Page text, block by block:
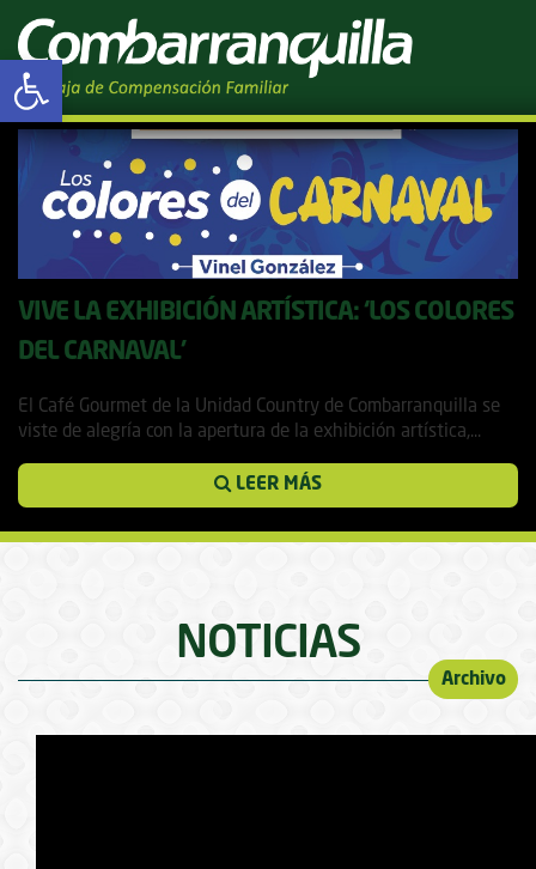
Abrir barra de herramientas
Tag Archives: Carnaval
2019
VIVE LA EXHIBICIÓN ARTÍSTICA: ‘LOS COLORES
DEL CARNAVAL’
El Café Gourmet de la Unidad Country de Combarranquilla se
viste de alegría con la apertura de la exhibición artística,...
LEER MÁS
NOTICIAS
Archivo